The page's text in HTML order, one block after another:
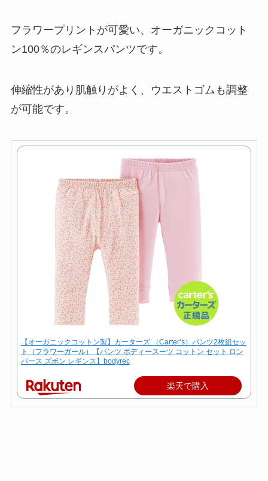
フラワープリントが可愛い、オーガニックコット
ン100％のレギンスパンツです。
伸縮性があり肌触りがよく、ウエストゴムも調整
が可能です。
【オーガニックコットン製】カーターズ （Carter’s）パンツ2枚組セッ
ト（フラワーガール）【パンツ ボディースーツ コットン セット ロン
パース ズボン レギンス】bodyrec
楽天で購入